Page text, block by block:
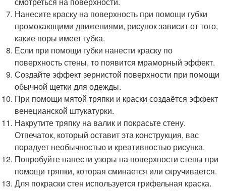
Нанесите краску на поверхность при помощи губки
промокающими движениями, рисунок зависит от того,
какие поры имеет губка.
Если при помощи губки нанести краску по
поверхность стены, то появится мраморный эффект.
Создайте эффект зернистой поверхности при помощи
обычной щетки для одежды.
При помощи мятой тряпки и краски создаётся эффект
венецианской штукатурки.
Накрутите тряпку на валик и покрасьте стену.
Отпечаток, который оставит эта конструкция, вас
порадует необычностью и креативностью рисунка.
Попробуйте нанести узоры на поверхности стены при
помощи тряпки, которая сминается или скручивается.
Для покраски стен используется грифельная краска.